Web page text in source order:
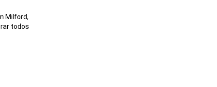
Milford,
todos